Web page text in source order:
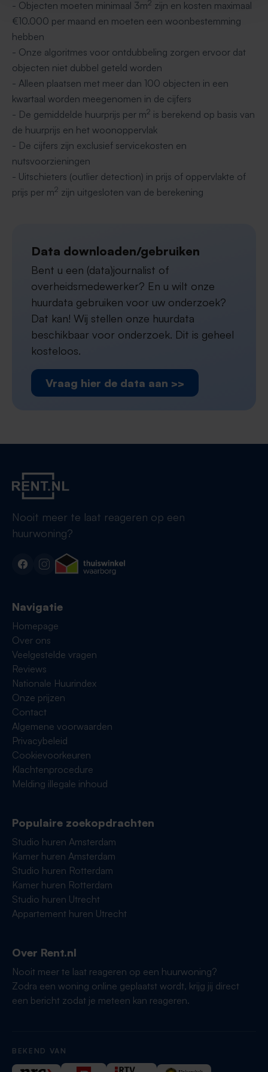
- Objecten moeten minimaal 3m2 zijn en kosten maximaal
€10.000 per maand en moeten een woonbestemming
hebben
- Onze algoritmes voor ontdubbeling zorgen ervoor dat
objecten niet dubbel geteld worden
- Alleen plaatsen met meer dan 100 objecten in een
kwartaal worden meegenomen in de cijfers
- De gemiddelde huurprijs per m2 is berekend op basis van
de huurprijs en het woonoppervlak
- De cijfers zijn exclusief servicekosten en
nutsvoorzieningen
- Uitschieters (outlier detection) in prijs of oppervlakte of
prijs per m2 zijn uitgesloten van de berekening
Data downloaden/gebruiken
Bent u een (data)journalist of
overheidsmedewerker? En u wilt onze
huurdata gebruiken voor uw onderzoek?
Dat kan! Wij stellen onze huurdata
beschikbaar voor onderzoek. Dit is geheel
kosteloos.
Vraag hier de data aan >>
Nooit meer te laat reageren op een
huurwoning?
Navigatie
Homepage
Over ons
Veelgestelde vragen
Reviews
Nationale Huurindex
Onze prijzen
Contact
Algemene voorwaarden
Privacybeleid
Cookievoorkeuren
Klachtenprocedure
Melding illegale inhoud
Populaire zoekopdrachten
Studio huren Amsterdam
Kamer huren Amsterdam
Studio huren Rotterdam
Kamer huren Rotterdam
Studio huren Utrecht
Appartement huren Utrecht
Over Rent.nl
Nooit meer te laat reageren op een huurwoning?
Zodra een woning online geplaatst wordt, krijg jij direct
een bericht zodat je meteen kan reageren.
BEKEND VAN